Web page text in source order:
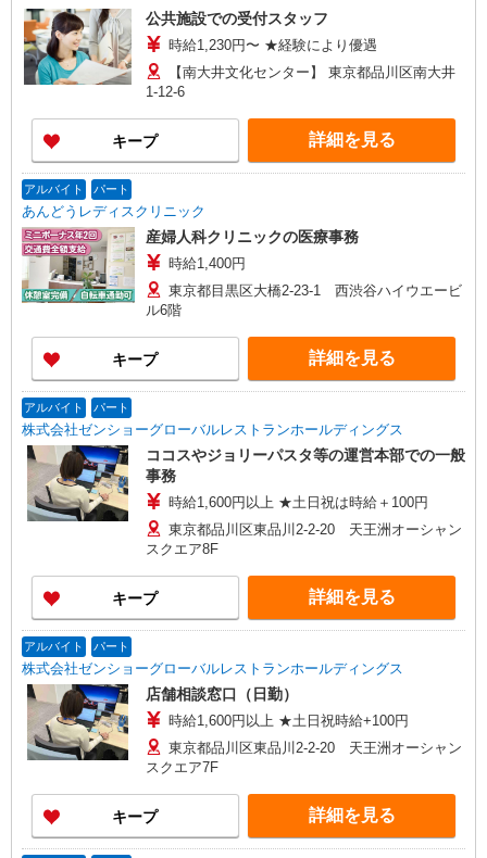
公共施設での受付スタッフ
時給1,230円〜 ★経験により優遇
【南大井文化センター】 東京都品川区南大井
1-12-6
キープ 詳細を見る
アルバイト パート
あんどうレディスクリニック
産婦人科クリニックの医療事務
時給1,400円
東京都目黒区大橋2-23-1 西渋谷ハイウエービ
ル6階
キープ 詳細を見る
アルバイト パート
株式会社ゼンショーグローバルレストランホールディングス
ココスやジョリーパスタ等の運営本部での一般
事務
時給1,600円以上 ★土日祝は時給＋100円
東京都品川区東品川2-2-20 天王洲オーシャン
スクエア8F
キープ 詳細を見る
アルバイト パート
株式会社ゼンショーグローバルレストランホールディングス
店舗相談窓口（日勤）
時給1,600円以上 ★土日祝時給+100円
東京都品川区東品川2-2-20 天王洲オーシャン
スクエア7F
キープ 詳細を見る